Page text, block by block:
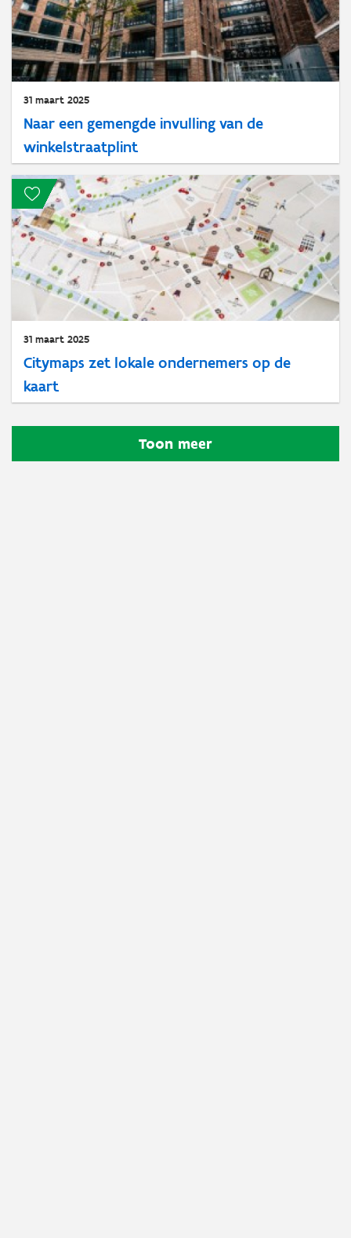
31 maart 2025
Naar een gemengde invulling van de
winkelstraatplint
31 maart 2025
Citymaps zet lokale ondernemers op de
kaart
Toon meer